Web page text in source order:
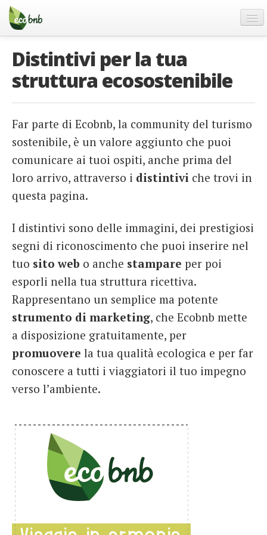
Menu
Salta
contenuto
Offerte Speciali
Regali
FAQ
Chi Siamo
Partner
Contatti
Italiano
English
Spanish
French
Italiano
Distintivi per la tua
struttura ecosostenibile
Far parte di Ecobnb, la community del turismo
sostenibile, è un valore aggiunto che puoi
comunicare ai tuoi ospiti, anche prima del
loro arrivo, attraverso i distintivi che trovi in
questa pagina.
I distintivi sono delle immagini, dei prestigiosi
segni di riconoscimento che puoi inserire nel
tuo sito web o anche stampare per poi
esporli nella tua struttura ricettiva.
Rappresentano un semplice ma potente
strumento di marketing, che Ecobnb mette
a disposizione gratuitamente, per
promuovere la tua qualità ecologica e per far
conoscere a tutti i viaggiatori il tuo impegno
verso l’ambiente.